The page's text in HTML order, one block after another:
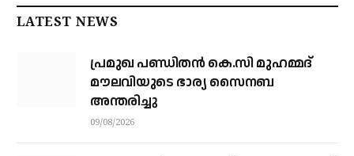
LATEST NEWS
പ്രമുഖ പണ്ഡിതൻ കെ.സി മുഹമ്മദ്
മൗലവിയുടെ ഭാര്യ സൈനബ
അന്തരിച്ചു
09/08/2026